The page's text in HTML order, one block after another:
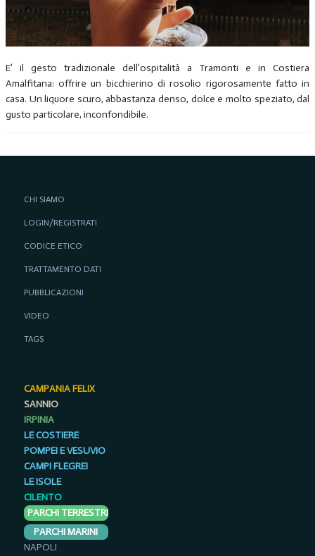
E’ il gesto tradizionale dell’ospitalità a Tramonti e in Costiera
Amalfitana: offrire un bicchierino di rosolio rigorosamente fatto in
casa. Un liquore scuro, abbastanza denso, dolce e molto speziato, dal
gusto particolare, inconfondibile.
CHI SIAMO
LOGIN/REGISTRATI
CODICE ETICO
TRATTAMENTO DATI
PUBBLICAZIONI
VIDEO
TAGS
CAMPANIA FELIX
SANNIO
IRPINIA
LE COSTIERE
POMPEI E VESUVIO
CAMPI FLEGREI
LE ISOLE
CILENTO
PARCHI TERRESTRI
PARCHI MARINI
NAPOLI